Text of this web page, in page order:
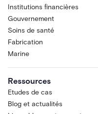
Institutions financières
Gouvernement
Soins de santé
Fabrication
Marine
Ressources
Etudes de cas
Blog et actualités